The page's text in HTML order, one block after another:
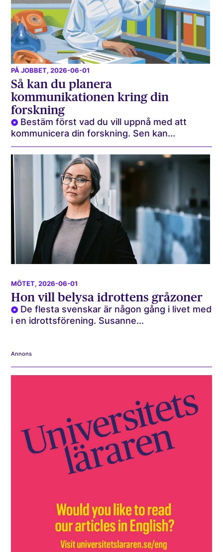
PÅ JOBBET, 2026-06-01
Så kan du planera
kommunikationen kring din
forskning
Bestäm först vad du vill uppnå med att
kommunicera din forskning. Sen kan...
MÖTET, 2026-06-01
Hon vill belysa idrottens gråzoner
De flesta svenskar är någon gång i livet med
i en idrottsförening. Susanne...
Annons